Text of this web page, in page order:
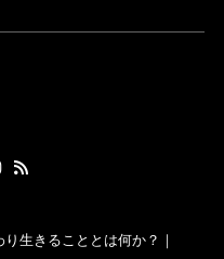
生きることとは何か？｜